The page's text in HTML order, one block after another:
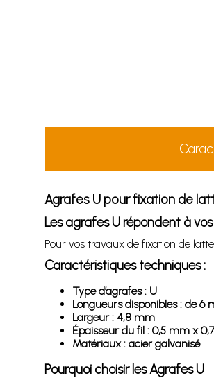
Agrafes U pour fixation de
Les agrafes U répondent à
Pour vos travaux de fixation de
Caractéristiques techniques :
Type d’agrafes : U
Longueurs disponibles : de 6
Largeur : 4,8 mm
Épaisseur du fil : 0,5 mm x
Matériaux : acier galvanisé
Pourquoi choisir les Agrafes U